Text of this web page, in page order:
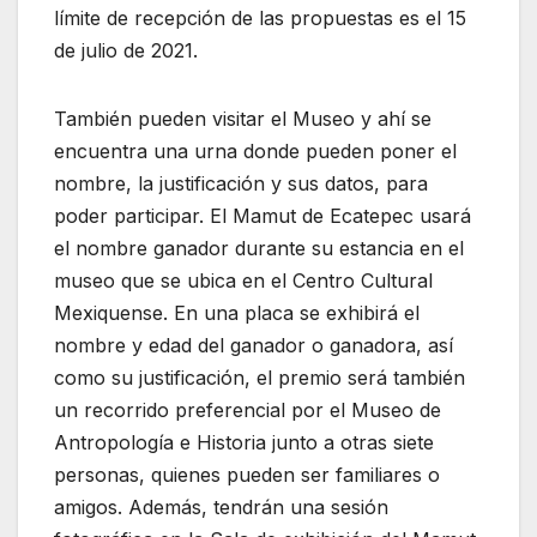
límite de recepción de las propuestas es el 15
de julio de 2021.
También pueden visitar el Museo y ahí se
encuentra una urna donde pueden poner el
nombre, la justificación y sus datos, para
poder participar. El Mamut de Ecatepec usará
el nombre ganador durante su estancia en el
museo que se ubica en el Centro Cultural
Mexiquense. En una placa se exhibirá el
nombre y edad del ganador o ganadora, así
como su justificación, el premio será también
un recorrido preferencial por el Museo de
Antropología e Historia junto a otras siete
personas, quienes pueden ser familiares o
amigos. Además, tendrán una sesión